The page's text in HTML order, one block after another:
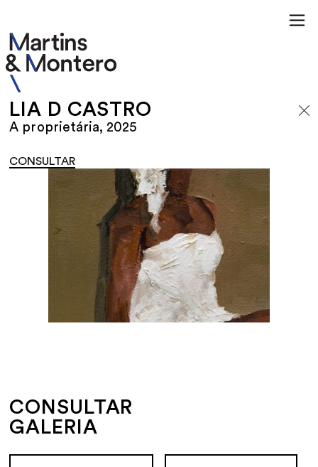
LIA D CASTRO
A proprietária, 2025
CONSULTAR
CONSULTAR
GALERIA